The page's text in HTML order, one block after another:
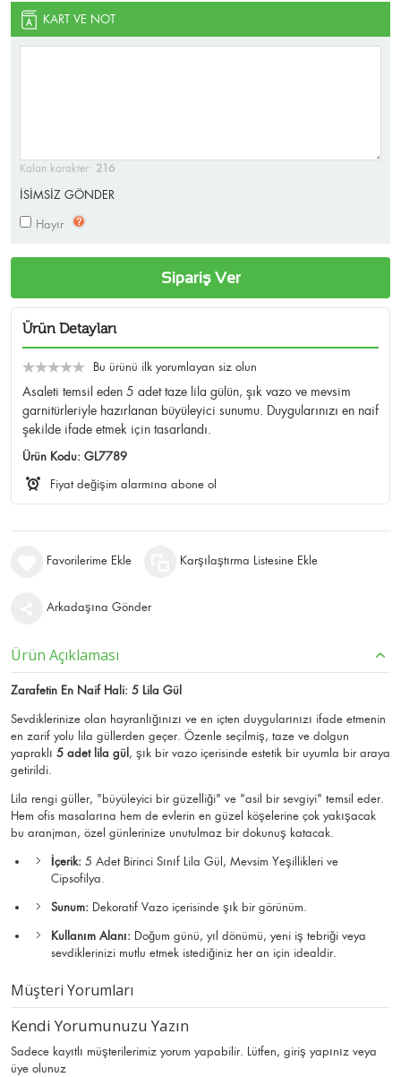
KART VE NOT
Kalan karakter: 216
İSİMSİZ GÖNDER
Hayır
Sipariş Ver
Ürün Detayları
Bu ürünü ilk yorumlayan siz olun
Asaleti temsil eden 5 adet taze lila gülün, şık vazo ve mevsim
garnitürleriyle hazırlanan büyüleyici sunumu. Duygularınızı en naif
şekilde ifade etmek için tasarlandı.
Ürün Kodu: GL7789
Fiyat değişim alarmına abone ol
Favorilerime Ekle Karşılaştırma Listesine Ekle
Arkadaşına Gönder
Ürün Açıklaması
Zarafetin En Naif Hali: 5 Lila Gül
Sevdiklerinize olan hayranlığınızı ve en içten duygularınızı ifade etmenin
en zarif yolu lila güllerden geçer. Özenle seçilmiş, taze ve dolgun
yapraklı 5 adet lila gül , şık bir vazo içerisinde estetik bir uyumla bir araya
getirildi.
Lila rengi güller, "büyüleyici bir güzelliği" ve "asil bir sevgiyi" temsil eder.
Hem ofis masalarına hem de evlerin en güzel köşelerine çok yakışacak
bu aranjman, özel günlerinize unutulmaz bir dokunuş katacak.
İçerik: 5 Adet Birinci Sınıf Lila Gül, Mevsim Yeşillikleri ve
Cipsofilya.
Sunum: Dekoratif Vazo içerisinde şık bir görünüm.
Kullanım Alanı: Doğum günü, yıl dönümü, yeni iş tebriği veya
sevdiklerinizi mutlu etmek istediğiniz her an için idealdir.
Müşteri Yorumları
Kendi Yorumunuzu Yazın
Sadece kayıtlı müşterilerimiz yorum yapabilir. Lütfen, giriş yapınız veya
üye olunuz